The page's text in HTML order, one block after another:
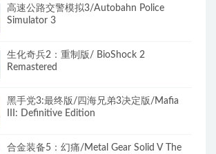
高速公路交警模拟3/Autobahn Police
Simulator 3
生化奇兵2：重制版/ BioShock 2
Remastered
黑手党3:最终版/四海兄弟3决定版/Mafia
III: Definitive Edition
合金装备5：幻痛/Metal Gear Solid V The